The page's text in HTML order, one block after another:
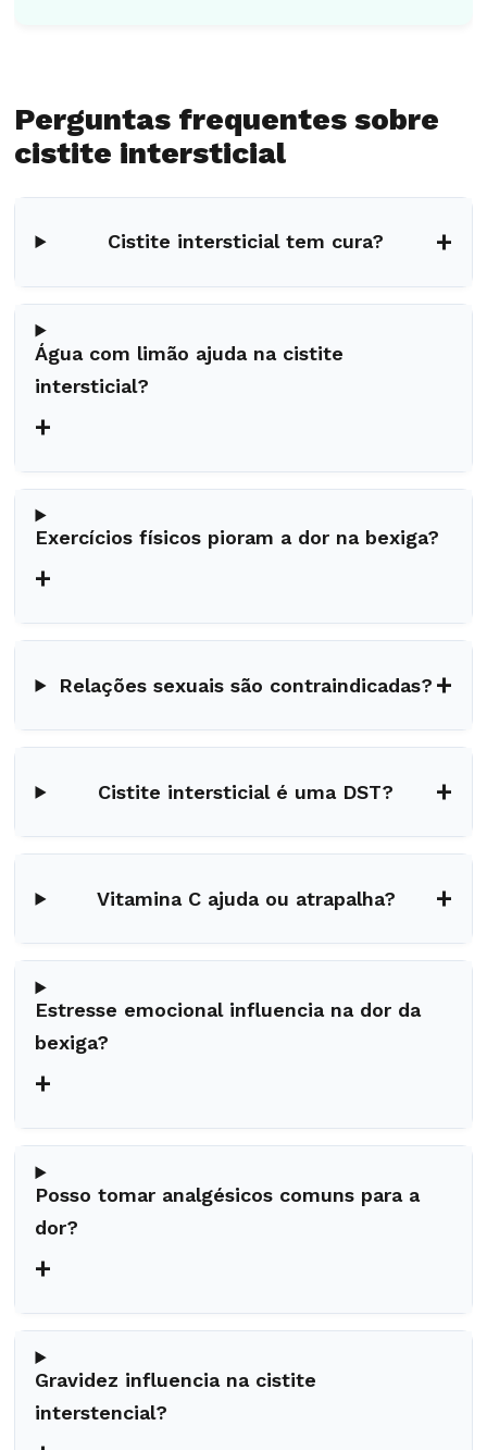
Perguntas frequentes sobre
cistite intersticial
Cistite intersticial tem cura? +
Água com limão ajuda na cistite
intersticial?
+
Exercícios físicos pioram a dor na bexiga?
+
Relações sexuais são contraindicadas? +
Cistite intersticial é uma DST? +
Vitamina C ajuda ou atrapalha? +
Estresse emocional influencia na dor da
bexiga?
+
Posso tomar analgésicos comuns para a
dor?
+
Gravidez influencia na cistite
interstencial?